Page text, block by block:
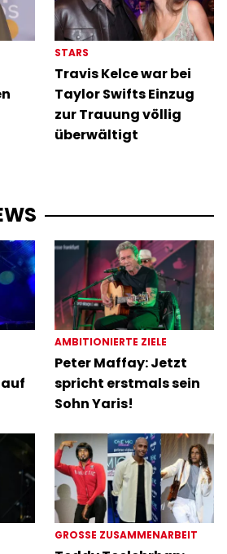
STARS
Travis Kelce war bei
Taylor Swifts Einzug
zur Trauung völlig
überwältigt
AMBITIONIERTE ZIELE
Peter Maffay: Jetzt
spricht erstmals sein
Sohn Yaris!
GROSSE ZUSAMMENARBEIT